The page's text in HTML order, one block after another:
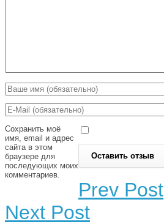
Сохранить моё
имя, email и адрес
сайта в этом
браузере для
последующих моих
комментариев.
Prev Post
Next Post